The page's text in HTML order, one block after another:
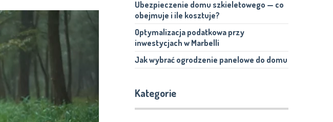
Ubezpieczenie domu szkieletowego — co
obejmuje i ile kosztuje?
Optymalizacja podatkowa przy
inwestycjach w Marbelli
Jak wybrać ogrodzenie panelowe do domu
Kategorie